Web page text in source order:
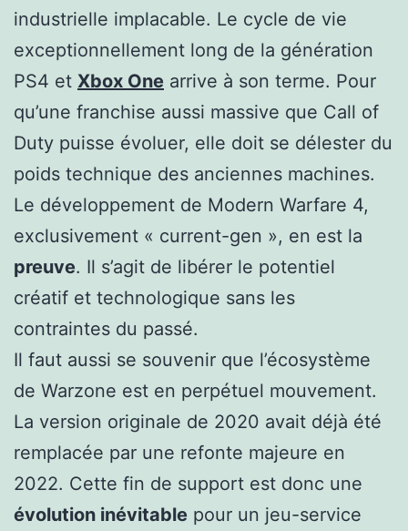
industrielle implacable. Le cycle de vie
exceptionnellement long de la génération
PS4 et Xbox One arrive à son terme. Pour
qu’une franchise aussi massive que Call of
Duty puisse évoluer, elle doit se délester du
poids technique des anciennes machines.
Le développement de Modern Warfare 4,
exclusivement « current-gen », en est la
preuve. Il s’agit de libérer le potentiel
créatif et technologique sans les
contraintes du passé.
Il faut aussi se souvenir que l’écosystème
de Warzone est en perpétuel mouvement.
La version originale de 2020 avait déjà été
remplacée par une refonte majeure en
2022. Cette fin de support est donc une
évolution inévitable pour un jeu-service